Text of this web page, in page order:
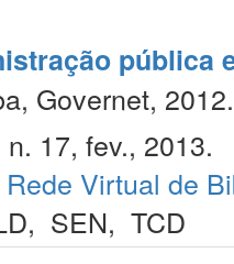
pública
Governet, 2012.
17, fev., 2013.
Rede Virtual de
, SEN, TCD